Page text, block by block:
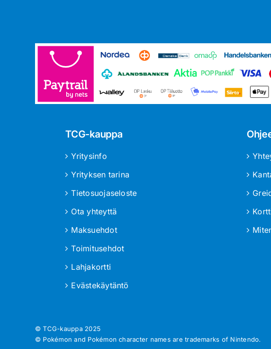
TCG-kauppa
Yritysinfo
Yrityksen tarina
Tietosuojaseloste
Ota yhteyttä
Maksuehdot
Toimitusehdot
Lahjakortti
Evästekäytäntö
© TCG-kauppa 2025
© Pokémon and Pokémon character names are trademarks of Nintendo.